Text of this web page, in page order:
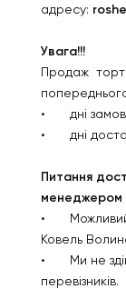
адресу:
Увага!!!
Продаж
•
дні
•
дні
Питання
менеджером
•
Ковель
•
Ми не
перевізників.